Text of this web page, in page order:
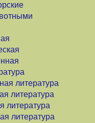
литература
литература
литература
литература